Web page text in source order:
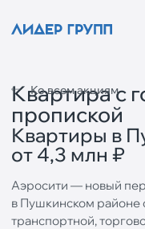
Квартира с
пропиской
Ко всем акциям
Квартиры в
от 4,3 млн ₽
Аэросити — новый
в Пушкинском районе
транспортной,